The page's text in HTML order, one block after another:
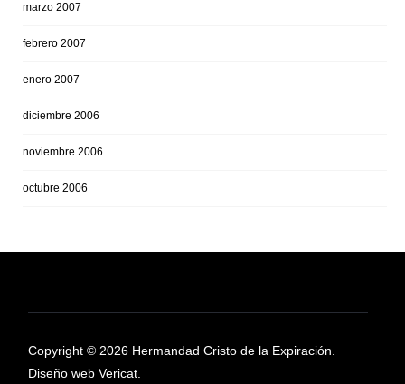
marzo 2007
febrero 2007
enero 2007
diciembre 2006
noviembre 2006
octubre 2006
Copyright © 2026 Hermandad Cristo de la Expiración.
Diseño web Vericat.